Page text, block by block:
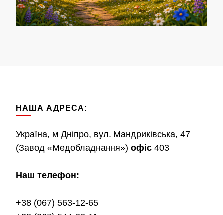
НАША АДРЕСА:
Україна, м Дніпро, вул. Мандриківська, 47
(Завод «Медобладнання») офіс 403
Наш телефон:
+38 (067) 563-12-65